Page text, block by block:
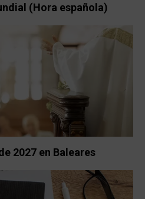
(Hora española)
2027 en Baleares